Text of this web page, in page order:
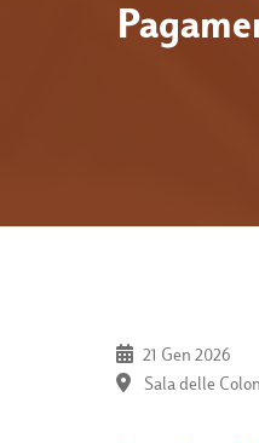
21 Gen 2026
Sala delle